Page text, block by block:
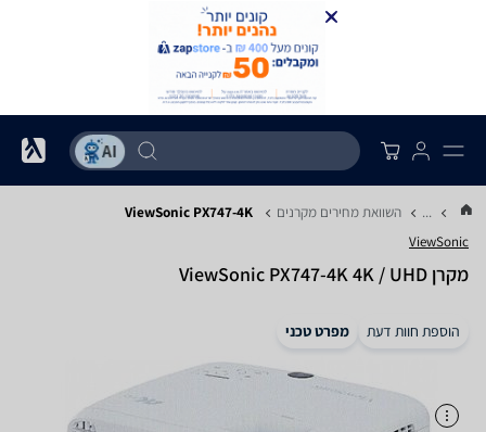
... השוואת מחירים מקרנים ViewSonic PX747-4K
ViewSonic
מקרן ViewSonic PX747-4K 4K / UHD
הוספת חוות דעת מפרט טכני